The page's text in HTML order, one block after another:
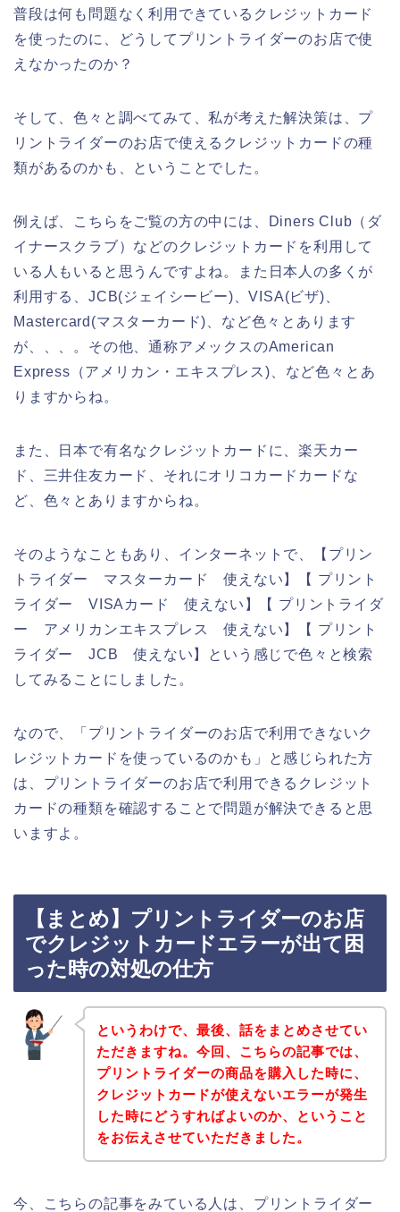
普段は何も問題なく利用できているクレジットカード
を使ったのに、どうしてプリントライダーのお店で使
えなかったのか？
そして、色々と調べてみて、私が考えた解決策は、プ
リントライダーのお店で使えるクレジットカードの種
類があるのかも、ということでした。
例えば、こちらをご覧の方の中には、Diners Club（ダ
イナースクラブ）などのクレジットカードを利用して
いる人もいると思うんですよね。また日本人の多くが
利用する、JCB(ジェイシービー)、VISA(ビザ)、
Mastercard(マスターカード)、など色々とあります
が、、、。その他、通称アメックスのAmerican
Express（アメリカン・エキスプレス)、など色々とあ
りますからね。
また、日本で有名なクレジットカードに、楽天カー
ド、三井住友カード、それにオリコカードカードな
ど、色々とありますからね。
そのようなこともあり、インターネットで、【プリン
トライダー マスターカード 使えない】【 プリント
ライダー VISAカード 使えない】【 プリントライダ
ー アメリカンエキスプレス 使えない】【 プリント
ライダー JCB 使えない】という感じで色々と検索
してみることにしました。
なので、「プリントライダーのお店で利用できないク
レジットカードを使っているのかも」と感じられた方
は、プリントライダーのお店で利用できるクレジット
カードの種類を確認することで問題が解決できると思
いますよ。
【まとめ】プリントライダーのお店
でクレジットカードエラーが出て困
った時の対処の仕方
というわけで、最後、話をまとめさせてい
ただきますね。今回、こちらの記事では、
プリントライダーの商品を購入した時に、
クレジットカードが使えないエラーが発生
した時にどうすればよいのか、ということ
をお伝えさせていただきました。
今、こちらの記事をみている人は、プリントライダー